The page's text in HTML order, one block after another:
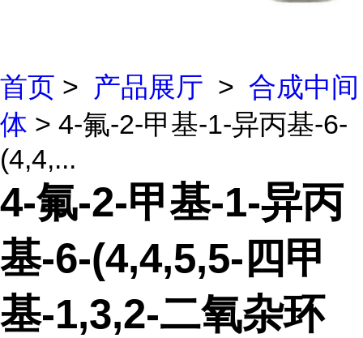
首页 > 产品展厅 > 合成中间
体 > 4-氟-2-甲基-1-异丙基-6-
(4,4,...
4-氟-2-甲基-1-异丙
基-6-(4,4,5,5-四甲
基-1,3,2-二氧杂环